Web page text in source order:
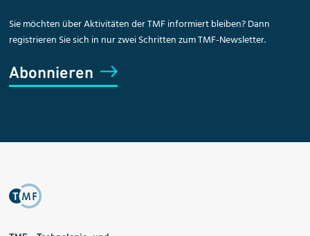
Sie möchten über Aktivitäten der TMF informiert bleiben? Dann
registrieren Sie sich in nur zwei Schritten zum TMF-Newsletter.
Abonnieren